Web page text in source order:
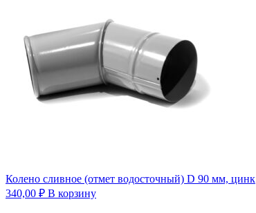
Колено сливное (отмет водосточный) D 90 мм, цинк
340,00 ₽ В корзину